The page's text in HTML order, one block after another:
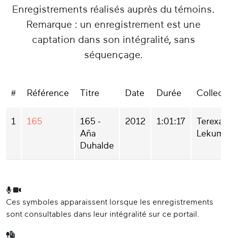
Enregistrements réalisés auprès du témoins.
Remarque : un enregistrement est une
captation dans son intégralité, sans
séquençage.
# Référence Titre Date Durée
1 165
165 -
Aña
Duhalde
2012 1:01:17
Terexa
Ces symboles apparaissent lorsque les enregistrements
sont consultables dans leur intégralité sur ce portail.